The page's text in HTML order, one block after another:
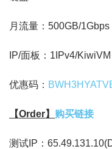
月流量：500GB/1Gbps
IP/面板：1IPv4/KiwiVM
优惠码：
【Order】 购买链接
测试IP：